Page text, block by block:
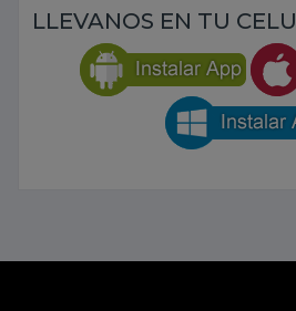
LLEVANOS EN TU CELU